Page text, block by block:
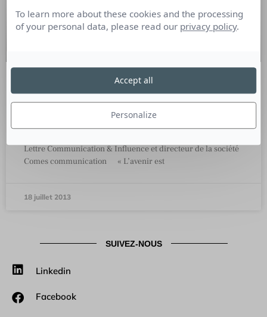
Comes : quand la réflexion
accompagne l’action
Lettre Communication & Influence et directeur de la société
Comes communication « L’avenir est
18 juillet 2013
SUIVEZ-NOUS
Linkedin
Facebook
To learn more about these cookies and the processing
of your personal data, please read our privacy policy.
Personalize
Accept all